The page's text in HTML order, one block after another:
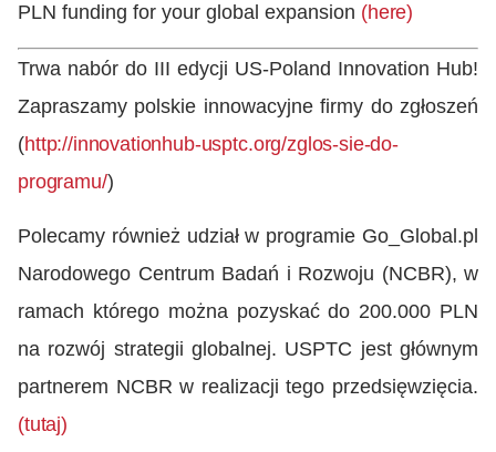
PLN funding for your global expansion (here)
Trwa nabór do III edycji US-Poland Innovation Hub!
Zapraszamy polskie innowacyjne firmy do zgłoszeń
(http://innovationhub-usptc.org/zglos-sie-do-
programu/)
Polecamy również udział w programie Go_Global.pl
Narodowego Centrum Badań i Rozwoju (NCBR), w
ramach którego można pozyskać do 200.000 PLN
na rozwój strategii globalnej. USPTC jest głównym
partnerem NCBR w realizacji tego przedsięwzięcia.
(tutaj)